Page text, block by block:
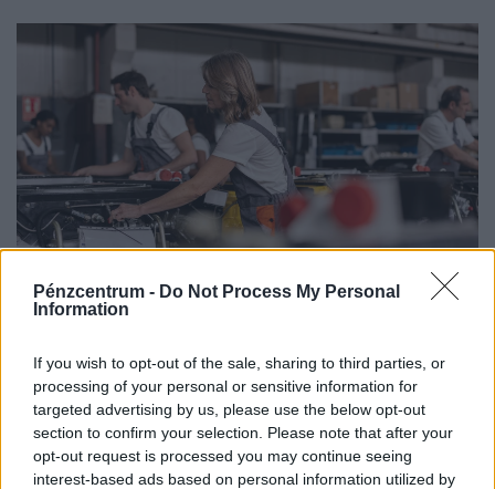
Pénzcentrum - Do Not Process My Personal
Information
If you wish to opt-out of the sale, sharing to third parties, or
processing of your personal or sensitive information for
targeted advertising by us, please use the below opt-out
section to confirm your selection. Please note that after your
opt-out request is processed you may continue seeing
interest-based ads based on personal information utilized by
kezelése érdekében.
900 ezres a fizetés átlagosan ennél a hazai
kell
Heti összefoglaló a Pénzcentrum legolvasottabb
cikkeiből: ezek a témák mozgatták meg leginkább az
olvasókat.